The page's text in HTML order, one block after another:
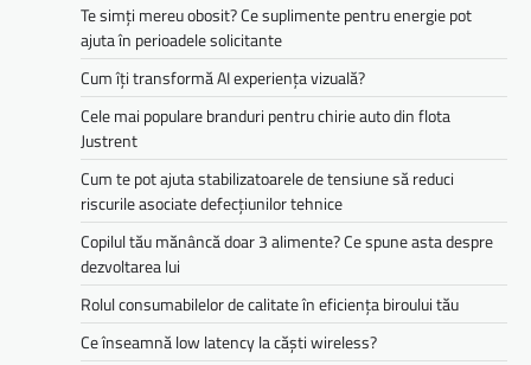
Te simți mereu obosit? Ce suplimente pentru energie pot
ajuta în perioadele solicitante
Cum îți transformă AI experiența vizuală?
Cele mai populare branduri pentru chirie auto din flota
Justrent
Cum te pot ajuta stabilizatoarele de tensiune să reduci
riscurile asociate defecțiunilor tehnice
Copilul tău mănâncă doar 3 alimente? Ce spune asta despre
dezvoltarea lui
Rolul consumabilelor de calitate în eficiența biroului tău
Ce înseamnă low latency la căști wireless?